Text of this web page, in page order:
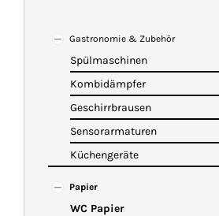
KATALOG
WARENKORB
Gastronomie & Zubehör
Spülmaschinen
Kombidämpfer
Geschirrbrausen
Sensorarmaturen
Küchengeräte
Papier
WC Papier